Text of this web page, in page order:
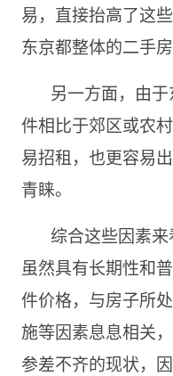
易，直接抬高了这
东京都整体的二手房
另一方面，由
件相比于郊区或农
易招租，也更容易
青睐。
综合这些因素
虽然具有长期性和
件价格，与房子所
施等因素息息相关
参差不齐的现状，